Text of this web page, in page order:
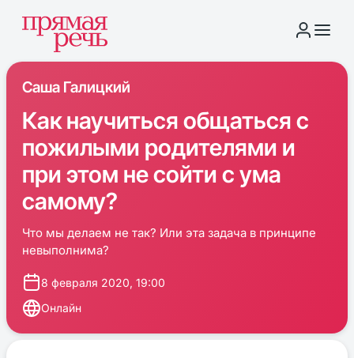
Саша Галицкий
Как научиться общаться с
пожилыми родителями и
при этом не сойти с ума
самому?
Что мы делаем не так? Или эта задача в принципе
невыполнима?
8 февраля 2020, 19:00
Онлайн